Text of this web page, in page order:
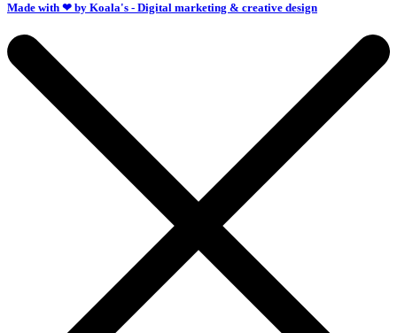
Made with ❤ by Koala's - Digital marketing & creative design